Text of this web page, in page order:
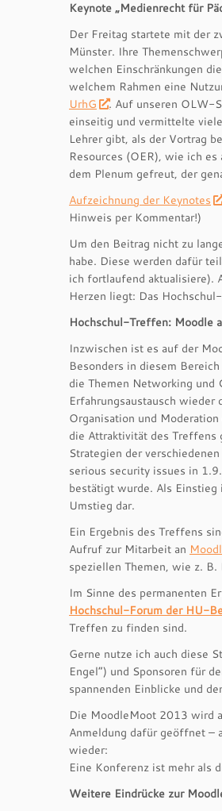
Keynote „Medienrecht für
Der Freitag startete mit der
Münster. Ihre
welchen Einschränkungen
welchem Rahmen eine
UrhG
. Auf unseren OLW-
einseitig und vermittelte
Lehrer gibt, als der Vortrag
Resources (OER), wie ich es
dem Plenum gefreut, der
Aufzeichnung der Keynotes
Hinweis per Kommentar!)
Um den Beitrag nicht zu
habe. Diese werden dafür
ich fortlaufend aktualisiere).
Herzen liegt: Das
Hochschul-Treffen: Moodle
Inzwischen ist es auf der
Besonders in diesem
die Themen Networking und
Erfahrungsaustausch
Organisation und
die Attraktivität des Treffens
Strategien der
serious security issues in
bestätigt wurde. Als
Umstieg dar.
Ein Ergebnis des Treffens
Aufruf zur Mitarbeit an
speziellen Themen, wie z.
Im Sinne des permanenten
Hochschul-Forum der HU-
Treffen zu finden sind.
Gerne nutze ich auch diese
Engel“) und Sponsoren für
spannenden Einblicke und
Die MoodleMoot 2013 wird
Anmeldung dafür geöffnet –
wieder:
Eine Konferenz ist mehr als
Weitere Eindrücke zur